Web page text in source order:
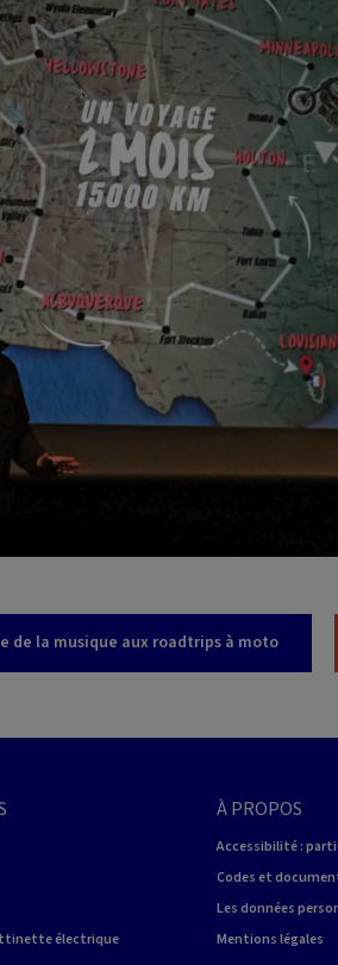
de la musique aux roadtrips à moto
électrique
À PROPOS
Accessibilité :
Codes et
Les données
Mentions légales